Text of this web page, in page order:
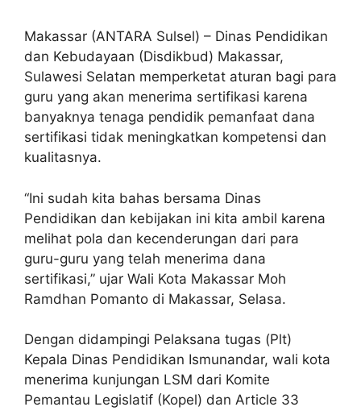
Makassar (ANTARA Sulsel) – Dinas Pendidikan
dan Kebudayaan (Disdikbud) Makassar,
Sulawesi Selatan memperketat aturan bagi para
guru yang akan menerima sertifikasi karena
banyaknya tenaga pendidik pemanfaat dana
sertifikasi tidak meningkatkan kompetensi dan
kualitasnya.
“Ini sudah kita bahas bersama Dinas
Pendidikan dan kebijakan ini kita ambil karena
melihat pola dan kecenderungan dari para
guru-guru yang telah menerima dana
sertifikasi,” ujar Wali Kota Makassar Moh
Ramdhan Pomanto di Makassar, Selasa.
Dengan didampingi Pelaksana tugas (Plt)
Kepala Dinas Pendidikan Ismunandar, wali kota
menerima kunjungan LSM dari Komite
Pemantau Legislatif (Kopel) dan Article 33